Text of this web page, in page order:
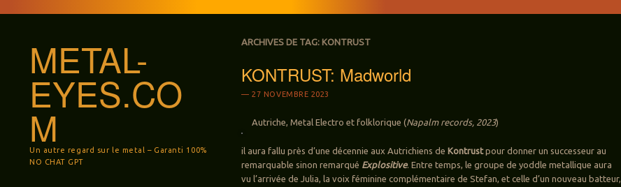
METAL-
EYES.CO
M
Un autre regard sur le metal – Garanti 100%
NO CHAT GPT
ARCHIVES DE TAG: KONTRUST
KONTRUST: Madworld
27 NOVEMBRE 2023
Autriche, Metal Electro et folklorique (Napalm records, 2023)
il aura fallu près d’une décennie aux Autrichiens de Kontrustpour donner un successeur au
remarquable sinon remarqué Explositive. Entre temps, le groupe de yoddle metallique aura
vu l’arrivée de Julia, la voix féminine complémentaire de Stefan, et celle d’un nouveau batteur,